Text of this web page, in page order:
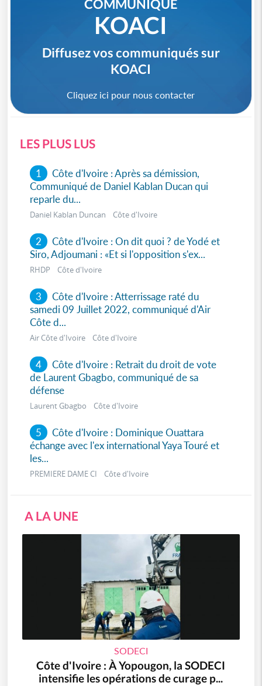
COMMUNIQUÉ
KOACI
Diffusez vos communiqués sur
KOACI
Cliquez ici pour nous contacter
LES PLUS LUS
1
Côte d'Ivoire : Après sa démission,
Communiqué de Daniel Kablan Ducan qui
reparle du...
Daniel Kablan Duncan Côte d'Ivoire
2 Côte d'Ivoire : On dit quoi ? de Yodé et
Siro, Adjoumani : «Et si l'opposition s'ex...
RHDP Côte d'Ivoire
3 Côte d'Ivoire : Atterrissage raté du
samedi 09 Juillet 2022, communiqué d'Air
Côte d...
Air Côte d'Ivoire Côte d'Ivoire
4 Côte d'Ivoire : Retrait du droit de vote
de Laurent Gbagbo, communiqué de sa
défense
Laurent Gbagbo Côte d'Ivoire
5 Côte d'Ivoire : Dominique Ouattara
échange avec l'ex international Yaya Touré et
les...
PREMIERE DAME CI Côte d'Ivoire
A LA UNE
SODECI
Côte d'Ivoire : À Yopougon, la SODECI
intensifie les opérations de curage p...